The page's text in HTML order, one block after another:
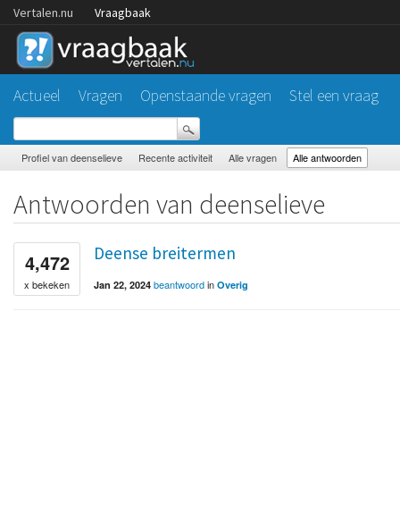
Vertalen.nu Vraagbaak
Actueel Vragen Openstaande vragen Stel een vraag
Profiel van deenselieve Recente activiteit Alle vragen Alle antwoorden
Antwoorden van deenselieve
4,472
x bekeken
Deense breitermen
Jan 22, 2024 beantwoordin Overig